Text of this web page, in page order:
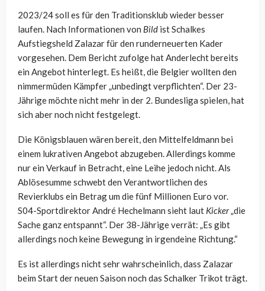
2023/24 soll es für den Traditionsklub wieder besser
laufen. Nach Informationen von Bild ist Schalkes
Aufstiegsheld Zalazar für den runderneuerten Kader
vorgesehen. Dem Bericht zufolge hat Anderlecht bereits
ein Angebot hinterlegt. Es heißt, die Belgier wollten den
nimmermüden Kämpfer „unbedingt verpflichten“. Der 23-
Jährige möchte nicht mehr in der 2. Bundesliga spielen, hat
sich aber noch nicht festgelegt.
Die Königsblauen wären bereit, den Mittelfeldmann bei
einem lukrativen Angebot abzugeben. Allerdings komme
nur ein Verkauf in Betracht, eine Leihe jedoch nicht. Als
Ablösesumme schwebt den Verantwortlichen des
Revierklubs ein Betrag um die fünf Millionen Euro vor.
S04-Sportdirektor André Hechelmann sieht laut Kicker„die
Sache ganz entspannt“. Der 38-Jährige verrät: „Es gibt
allerdings noch keine Bewegung in irgendeine Richtung.“
Es ist allerdings nicht sehr wahrscheinlich, dass Zalazar
beim Start der neuen Saison noch das Schalker Trikot trägt.